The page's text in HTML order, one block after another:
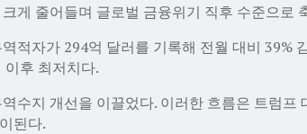
게 줄어들며 글로벌 금융위기 직후 수준으로
적자가 294억 달러를 기록해 전월 대비 39%
후 최저치다.
수지 개선을 이끌었다. 이러한 흐름은 트럼
된다.